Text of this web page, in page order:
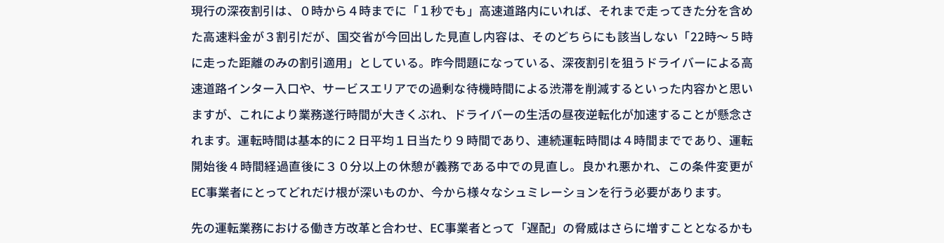
現行の深夜割引は、０時から４時までに「１秒でも」高速道路内にいれば、それまで走ってきた分を含め
た高速料金が３割引だが、国交省が今回出した見直し内容は、そのどちらにも該当しない「22時～５時
に走った距離のみの割引適用」としている。昨今問題になっている、深夜割引を狙うドライバーによる高
速道路インター入口や、サービスエリアでの過剰な待機時間による渋滞を削減するといった内容かと思い
ますが、これにより業務遂行時間が大きくぶれ、ドライバーの生活の昼夜逆転化が加速することが懸念さ
れます。運転時間は基本的に２日平均１日当たり９時間であり、連続運転時間は４時間までであり、運転
開始後４時間経過直後に３０分以上の休憩が義務である中での見直し。良かれ悪かれ、この条件変更が
EC事業者にとってどれだけ根が深いものか、今から様々なシュミレーションを行う必要があります。
先の運転業務における働き方改革と合わせ、EC事業者とって「遅配」の脅威はさらに増すこととなるかも